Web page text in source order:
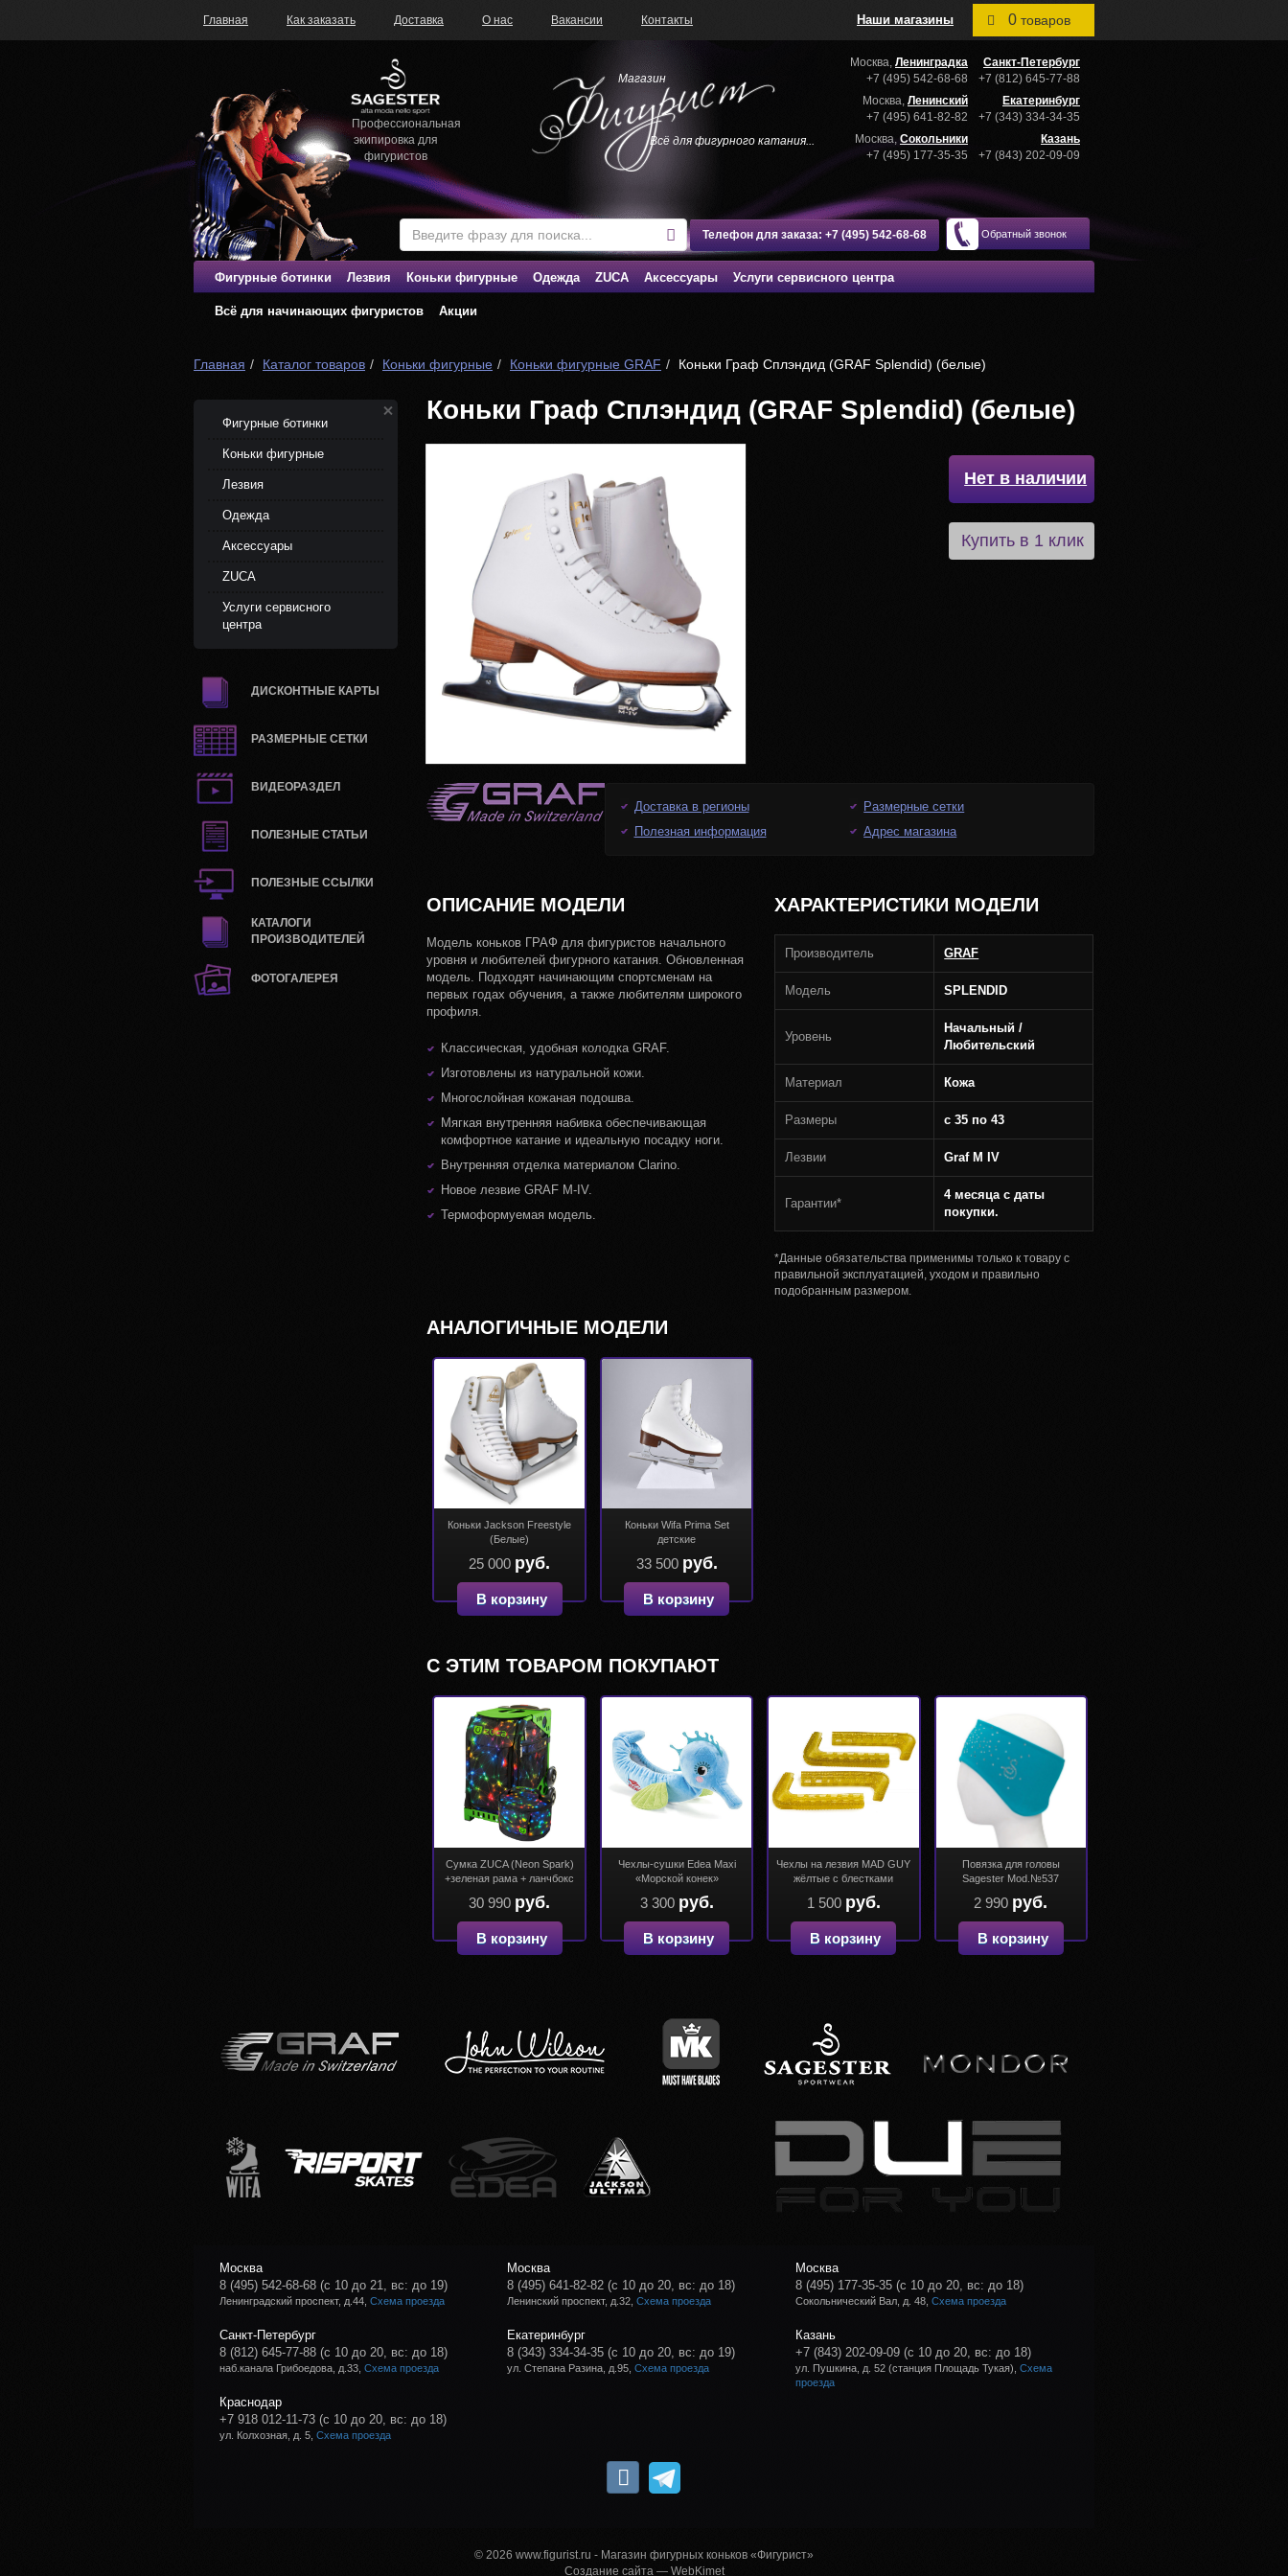
Главная Как заказать Доставка О нас Вакансии Контакты 0 товаров
Наши магазины
Профессиональная
экипировка для
фигуристов
Магазин
Всё для фигурного катания...
Телефон для заказа: +7 (495) 542-68-68
Москва, Ленинградка
+7 (495) 542-68-68
Москва, Ленинский
+7 (495) 641-82-82
Москва, Сокольники
+7 (495) 177-35-35
Санкт-Петербург
+7 (812) 645-77-88
Екатеринбург
+7 (343) 334-34-35
Казань
+7 (843) 202-09-09
Обратный звонок
Фигурные ботинки Лезвия Коньки фигурные Одежда ZUCA Аксессуары Услуги сервисного центра
Всё для начинающих фигуристов Акции
Главная Каталог товаров Коньки фигурные Коньки фигурные GRAF Коньки Граф Сплэндид (GRAF Splendid) (белые)
Фигурные ботинки
Коньки фигурные
Лезвия
Одежда
Аксессуары
ZUCA
Услуги сервисного
центра
ДИСКОНТНЫЕ КАРТЫ
РАЗМЕРНЫЕ СЕТКИ
ВИДЕОРАЗДЕЛ
ПОЛЕЗНЫЕ СТАТЬИ
ПОЛЕЗНЫЕ ССЫЛКИ
КАТАЛОГИ
ПРОИЗВОДИТЕЛЕЙ
ФОТОГАЛЕРЕЯ
Коньки Граф Сплэндид (GRAF Splendid) (белые)
Нет в наличии
Купить в 1 клик
Доставка в регионы
Размерные сетки
Полезная информация
Адрес магазина
ОПИСАНИЕ МОДЕЛИ
Модель коньков ГРАФ для фигуристов начального
уровня и любителей фигурного катания. Обновленная
модель. Подходят начинающим спортсменам на
первых годах обучения, а также любителям широкого
профиля.
Классическая, удобная колодка GRAF.
Изготовлены из натуральной кожи.
Многослойная кожаная подошва.
Мягкая внутренняя набивка обеспечивающая
комфортное катание и идеальную посадку ноги.
Внутренняя отделка материалом Clarino.
Новое лезвие GRAF M-IV.
Термоформуемая модель.
ХАРАКТЕРИСТИКИ МОДЕЛИ
Производитель GRAF
Модель SPLENDID
Уровень
Начальный /
Любительский
Материал Кожа
Размеры с 35 по 43
Лезвии Graf M IV
Гарантии*
4 месяца с даты
покупки.
*Данные обязательства применимы только к товару с
правильной эксплуатацией, уходом и правильно
подобранным размером.
АНАЛОГИЧНЫЕ МОДЕЛИ
Коньки Jackson Freestyle
(Белые)
25 000 руб.
В корзину
Коньки Wifa Prima Set
детские
33 500 руб.
В корзину
С ЭТИМ ТОВАРОМ ПОКУПАЮТ
Сумка ZUCA (Neon Spark)
+зеленая рама + ланчбокс
30 990 руб.
В корзину
Чехлы-сушки Edea Maxi
«Морской конек»
3 300 руб.
В корзину
Чехлы на лезвия MAD GUY
жёлтые с блестками
1 500 руб.
В корзину
Повязка для головы
Sagester Mod.№537
2 990 руб.
В корзину
Москва
8 (495) 542-68-68 (с 10 до 21, вс: до 19)
Ленинградский проспект, д.44, Схема проезда
Москва
8 (495) 641-82-82 (с 10 до 20, вс: до 18)
Ленинский проспект, д.32,Схема проезда
Москва
8 (495) 177-35-35 (с 10 до 20, вс: до 18)
Сокольнический Вал, д. 48, Схема проезда
Санкт-Петербург
8 (812) 645-77-88 (с 10 до 20, вс: до 18)
наб.канала Грибоедова, д.33, Схема проезда
Екатеринбург
8 (343) 334-34-35 (с 10 до 20, вс: до 19)
ул. Степана Разина, д.95,Схема проезда
Казань
+7 (843) 202-09-09 (с 10 до 20, вс: до 18)
ул. Пушкина, д. 52 (станция Площадь Тукая), Схема
проезда
Краснодар
+7 918 012-11-73 (с 10 до 20, вс: до 18)
ул. Колхозная, д. 5, Схема проезда
© 2026 www.figurist.ru - Магазин фигурных коньков «Фигурист»
Создание сайта — WebKimet